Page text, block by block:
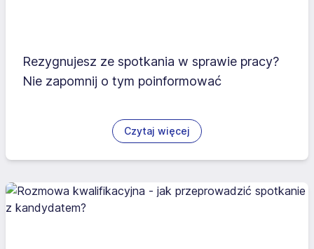
Rezygnujesz ze spotkania w sprawie pracy?
Nie zapomnij o tym poinformować
Czytaj więcej